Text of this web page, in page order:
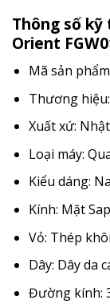
Thông số
Orient
Mã sản
Thương
Xuất xứ:
Loại máy:
Kiểu dáng:
Kính: Mặt
Vỏ: Thép
Dây: Dây da
Đường kính: